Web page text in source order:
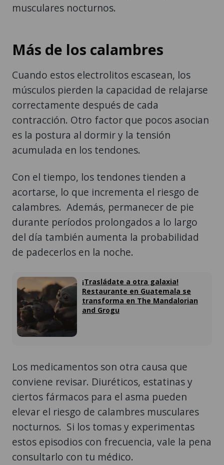
musculares nocturnos.
Más de los calambres
Cuando estos electrolitos escasean, los
músculos pierden la capacidad de relajarse
correctamente después de cada
contracción. Otro factor que pocos asocian
es la postura al dormir y la tensión
acumulada en los tendones.
Con el tiempo, los tendones tienden a
acortarse, lo que incrementa el riesgo de
calambres. Además, permanecer de pie
durante períodos prolongados a lo largo
del día también aumenta la probabilidad
de padecerlos en la noche.
¡Trasládate a otra galaxia!
Restaurante en Guatemala se
transforma en The Mandalorian
and Grogu
Los medicamentos son otra causa que
conviene revisar. Diuréticos, estatinas y
ciertos fármacos para el asma pueden
elevar el riesgo de calambres musculares
nocturnos. Si los tomas y experimentas
estos episodios con frecuencia, vale la pena
consultarlo con tu médico.